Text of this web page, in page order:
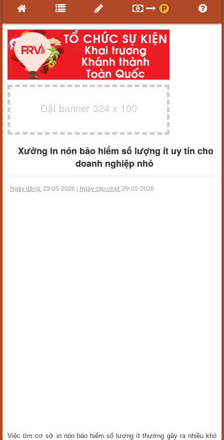
Đặt banner 324 x 100
Xưởng in nón bảo hiểm số lượng ít uy tín cho
doanh nghiệp nhỏ
Ngày đăng:29-05-2026 | Ngày cập nhật:29-05-2026
Việc tìm cơ sở in nón bảo hiểm số lượng ít thường gây ra nhiều khó